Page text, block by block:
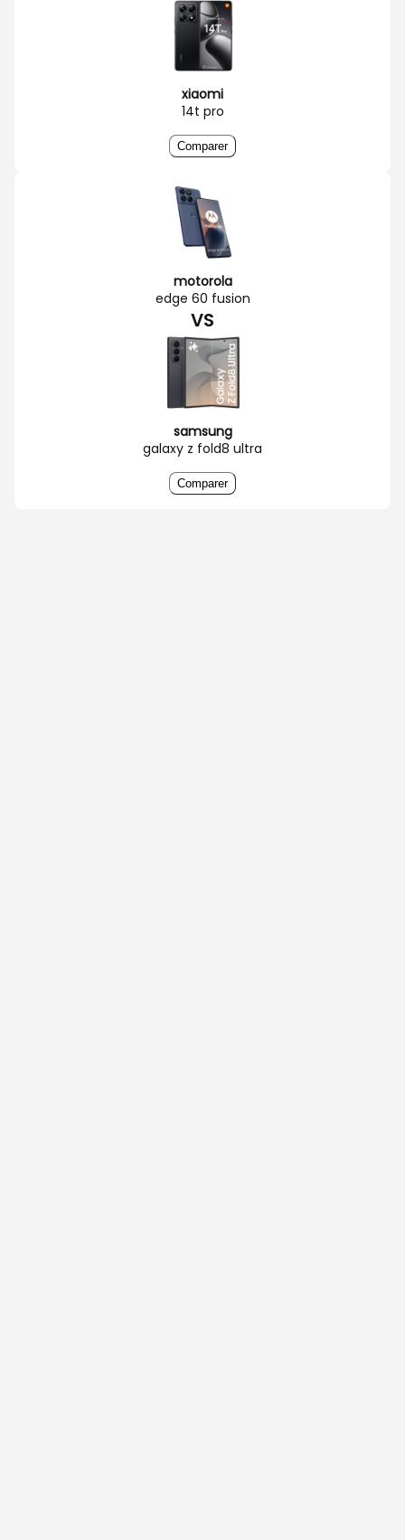
xiaomi
14t pro
Comparer
motorola
edge 60 fusion
VS
samsung
galaxy z fold8 ultra
Comparer